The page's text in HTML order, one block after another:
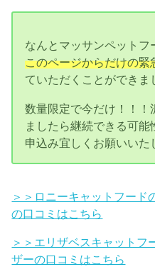
なんとマッサンペットフ
このページからだけの緊
ていただくことができま
数量限定で今だけ！！！
ましたら継続できる可
申込み宜しくお願いいた
＞＞ロニーキャットフード
の口コミはこちら
＞＞エリザベスキャットフ
ザーの口コミはこちら